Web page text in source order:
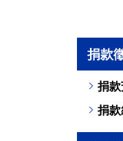
捐款
捐
捐